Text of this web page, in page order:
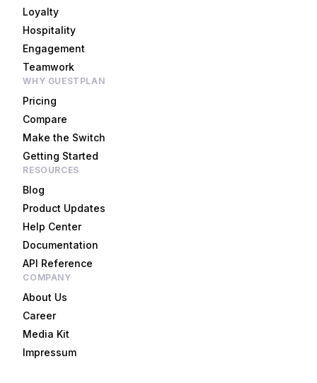
Loyalty
Hospitality
Engagement
Teamwork
WHY GUESTPLAN
Pricing
Compare
Make the Switch
Getting Started
RESOURCES
Blog
Product Updates
Help Center
Documentation
API Reference
COMPANY
About Us
Career
Media Kit
Impressum